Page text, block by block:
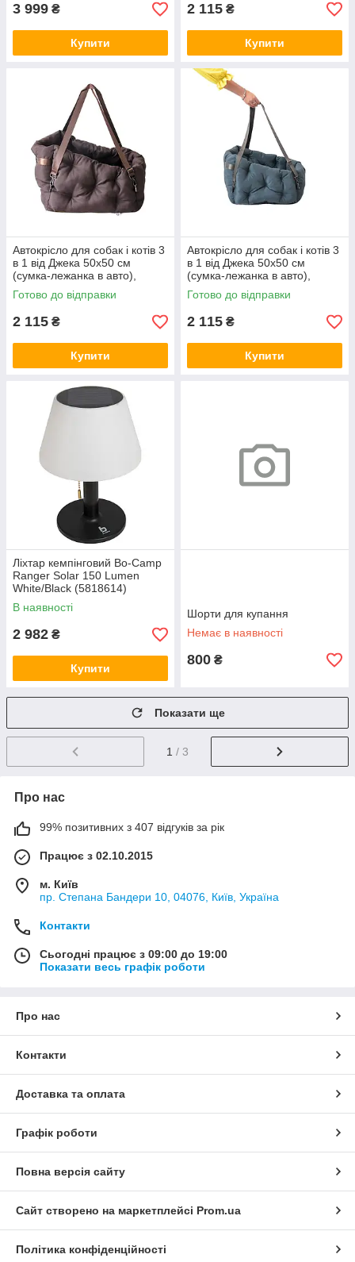
3 999 ₴
Купити
2 115 ₴
Купити
Автокрісло для собак і котів 3
в 1 від Джека 50х50 см
(сумка-лежанка в авто),
коричневе
Готово до відправки
2 115 ₴
Купити
Автокрісло для собак і котів 3
в 1 від Джека 50х50 см
(сумка-лежанка в авто),
графіт
Готово до відправки
2 115 ₴
Купити
Ліхтар кемпінговий Bo-Camp
Ranger Solar 150 Lumen
White/Black (5818614)
В наявності
2 982 ₴
Купити
Шорти для купання
Немає в наявності
800 ₴
Показати ще
1 / 3
Про нас
99% позитивних з 407 відгуків за рік
Працює з 02.10.2015
м. Київ
пр. Степана Бандери 10, 04076, Київ, Україна
Контакти
Сьогодні працює з 09:00 до 19:00
Показати весь графік роботи
Про нас
Контакти
Доставка та оплата
Графік роботи
Повна версія сайту
Сайт створено на маркетплейсі Prom.ua
Політика конфіденційності